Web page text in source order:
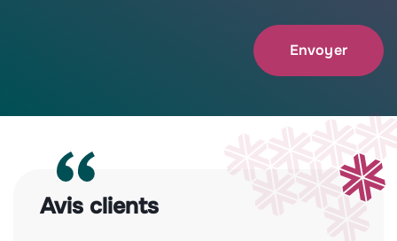
Envoyer
Avis clients